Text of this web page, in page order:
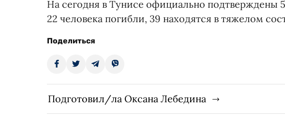
На сегодня в Тунисе официально подтверждены
22 человека погибли, 39 находятся в тяжелом
Поделиться
Подготовил/ла Оксана Лебедина